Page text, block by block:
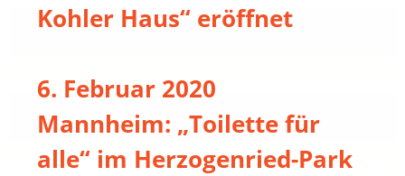
Kohler Haus“ eröffnet
6. Februar 2020
Mannheim: „Toilette für
alle“ im Herzogenried-Park